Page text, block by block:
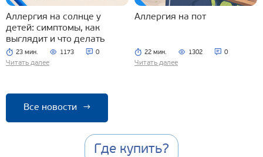
Аллергия на солнце у
детей: симптомы, как
выглядит и что делать
23 мин. 1173 0
Читать далее
Аллергия на пот
22 мин. 1302 0
Читать далее
Все новости →
Где купить?